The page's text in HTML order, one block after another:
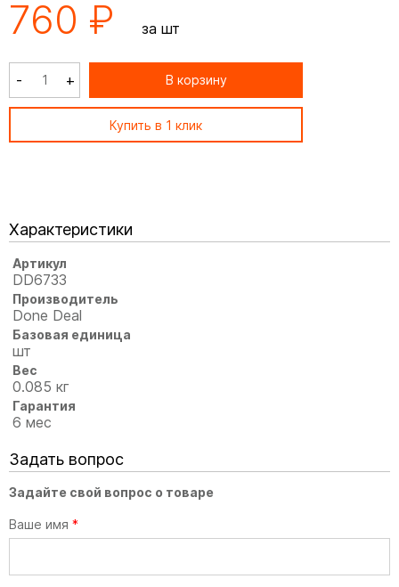
760 ₽ за шт
- + В корзину
Купить в 1 клик
Характеристики
Артикул
DD6733
Производитель
Done Deal
Базовая единица
шт
Вес
0.085 кг
Гарантия
6 мес
Задать вопрос
Задайте свой вопрос о товаре
Ваше имя *